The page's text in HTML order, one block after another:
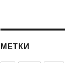
МЕТКИ